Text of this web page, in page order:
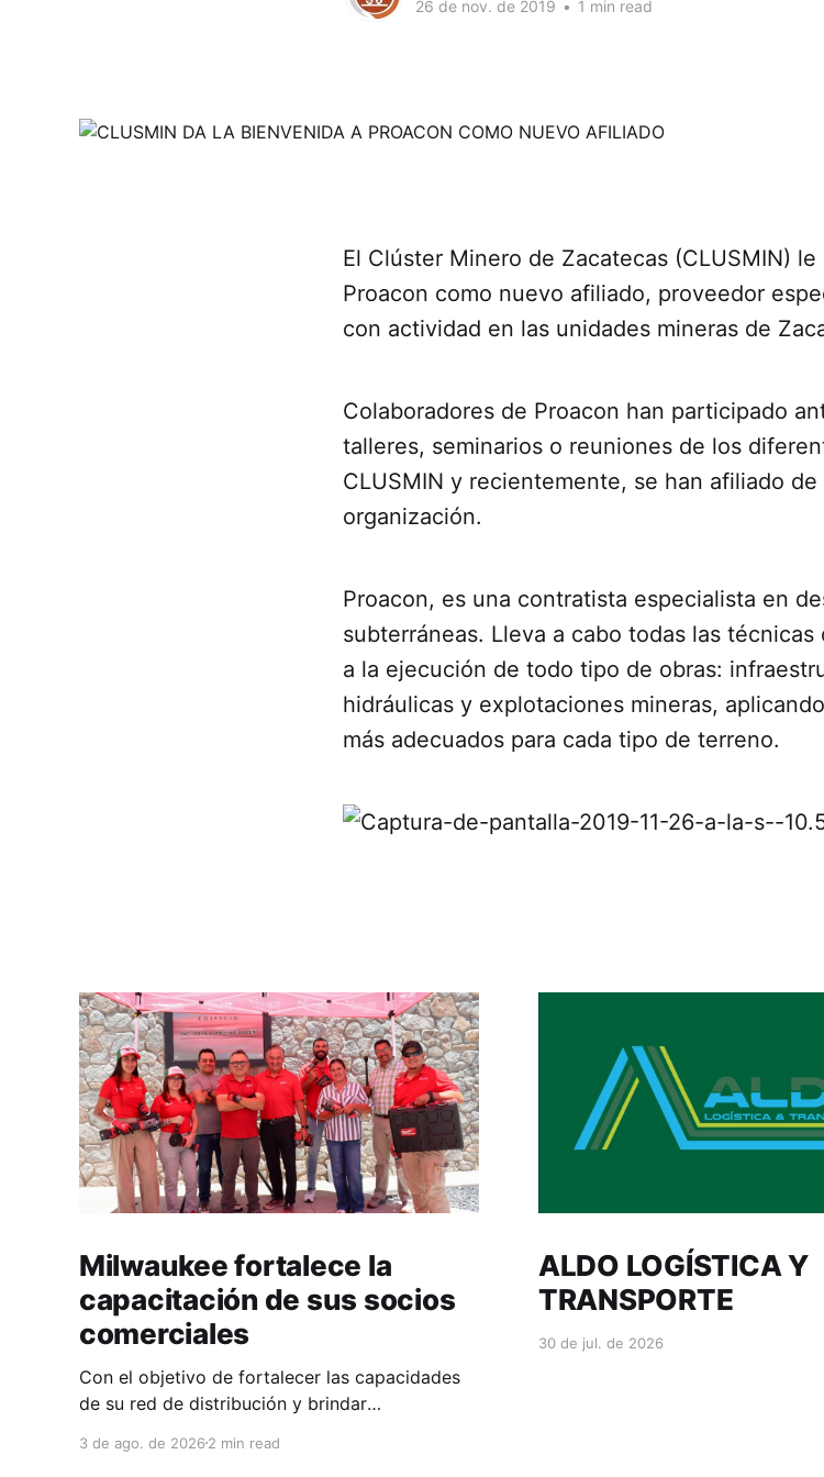
26 de nov. de 2019 • 1 min read
El Clúster Minero de Zacatecas (CLUSMIN)
Proacon como nuevo afiliado, proveedor
con actividad en las unidades mineras de
Colaboradores de Proacon han participado
talleres, seminarios o reuniones de los
CLUSMIN y recientemente, se han afiliado de
organización.
Proacon, es una contratista especialista en
subterráneas. Lleva a cabo todas las
a la ejecución de todo tipo de obras:
hidráulicas y explotaciones mineras,
más adecuados para cada tipo de terreno.
Milwaukee fortalece la
capacitación de sus socios
comerciales
Con el objetivo de fortalecer las capacidades
de su red de distribución y brindar
desempeño comercial y técnico, Milwaukee
3 de ago. de 2026 2 min read
ALDO LOGÍSTICA Y
TRANSPORTE
30 de jul. de 2026